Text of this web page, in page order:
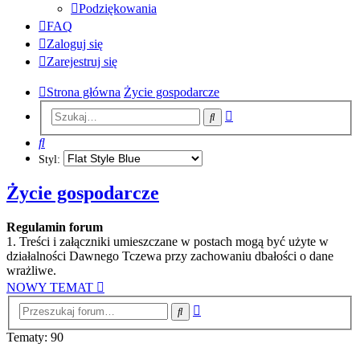
Podziękowania
FAQ
Zaloguj się
Zarejestruj się
Strona główna Życie gospodarcze
Szukaj
Szukaj
Styl:
Życie gospodarcze
Regulamin forum
1. Treści i załączniki umieszczane w postach mogą być użyte w
działalności Dawnego Tczewa przy zachowaniu dbałości o dane
wrażliwe.
NOWY TEMAT
Szukaj
Tematy: 90